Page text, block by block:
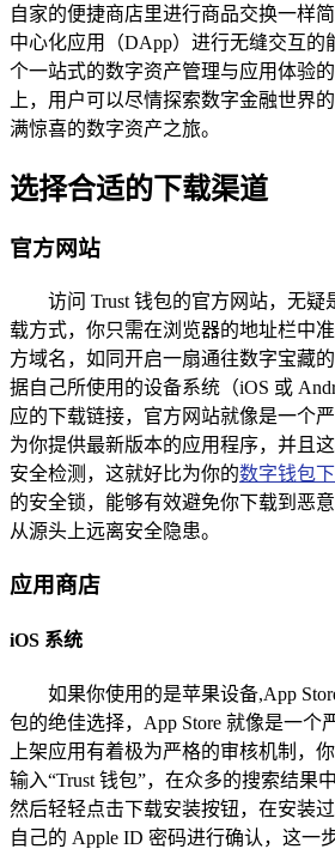
自家的便捷商店里进行商品交换一样
中心化应用（DApp）进行无缝交互的
个一站式的数字资产管理与应用体验
上，用户可以尽情探索数字金融世界
满惊喜的数字资产之旅。
选择合适的下载渠道
官方网站
访问 Trust 钱包的官方网站，无
载方式，你只需在浏览器的地址栏中
方域名，如同开启一扇通往数字宝藏
据自己所使用的设备系统（iOS 或
应的下载链接，官方网站就像是一个
为你提供最新版本的应用程序，并且
安全检测，这就好比为你的数字钱包
的安全锁，能够有效避免你下载到恶
从源头上远离安全隐患。
应用商店
iOS 系统
如果你使用的是苹果设备,App
包的绝佳选择，App Store 就像是一个
上架应用有着极为严格的审核机制，
输入“Trust 钱包”，在众多的搜索结果
然后轻轻点击下载安装按钮，在安装
自己的 Apple ID 密码进行确认，这一